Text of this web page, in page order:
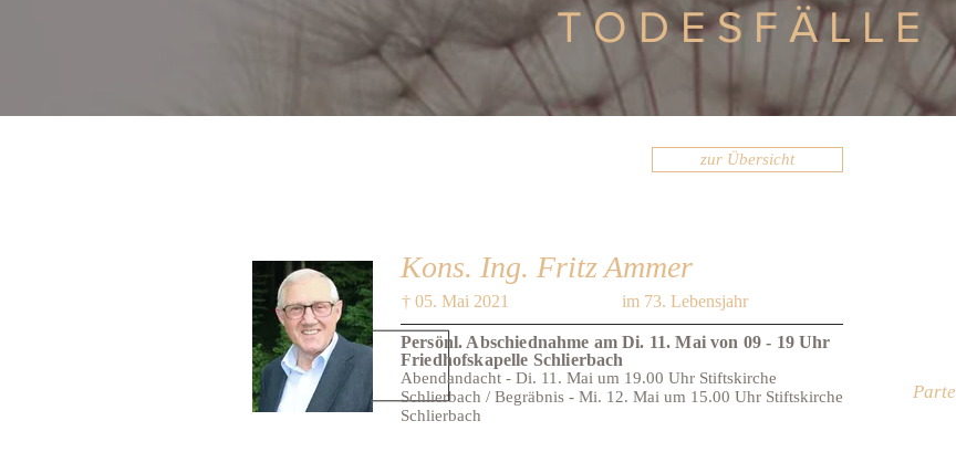
TODESFÄLLE
zur Übersicht
im 73. Lebensjahr
† 05. Mai 2021
Kons. Ing. Fritz Ammer
Abendandacht - Di. 11. Mai um 19.00 Uhr Stiftskirche
Schlierbach / Begräbnis - Mi. 12. Mai um 15.00 Uhr Stiftskirche
Schlierbach
Persönl. Abschiednahme am Di. 11. Mai von 09 - 19 Uhr
Friedhofskapelle Schlierbach
Parte